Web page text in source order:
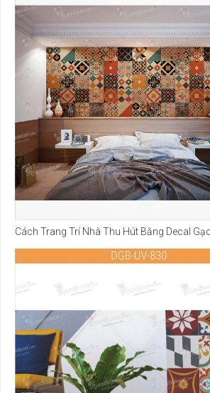
Cách Trang Trí Nhà Thu Hút Bằng Decal